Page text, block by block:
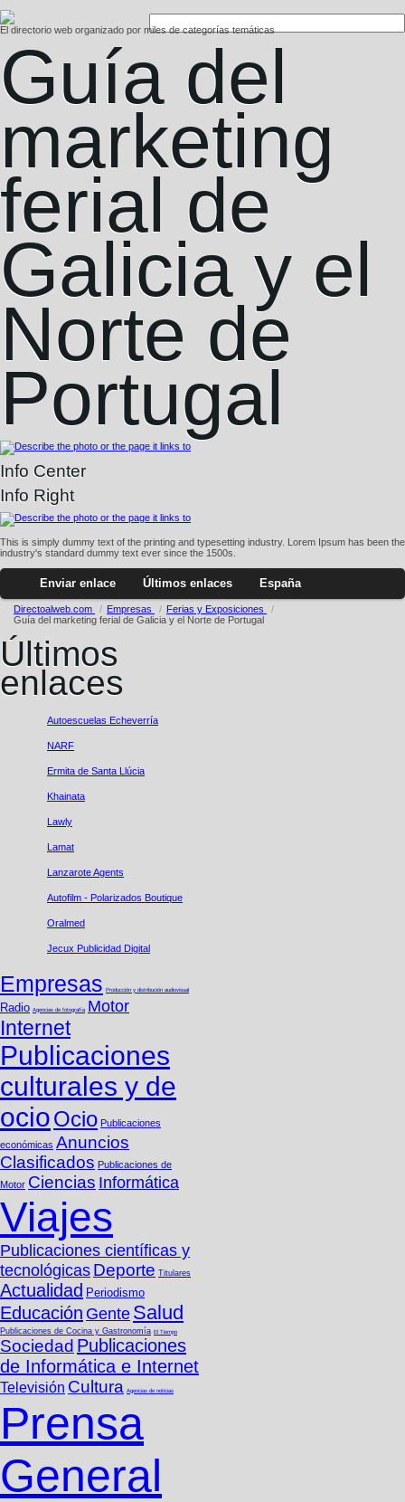
El directorio web organizado por miles de categorías temáticas
Guí­a del
marketing
ferial de
Galicia y el
Norte de
Portugal
Info Center
Info Right
This is simply dummy text of the printing and typesetting industry. Lorem Ipsum has been the
industry's standard dummy text ever since the 1500s.
Enviar enlace Últimos enlaces España
Directoalweb.com / Empresas / Ferias y Exposiciones
/
Guí­a del marketing ferial de Galicia y el Norte de Portugal
Últimos
enlaces
Autoescuelas Echeverría
NARF
Ermita de Santa Llúcia
Khainata
Lawly
Lamat
Lanzarote​ Agents
Autofilm - Polarizados Boutique
Oralmed
Jecux Publicidad Digital
Empresas Producción y distribución audiovisual
Radio Agencias de fotografí­a Motor
Internet
Publicaciones
culturales y de
ocioOcio Publicaciones
económicas Anuncios
Clasificados Publicaciones de
Motor Ciencias Informática
Viajes
Publicaciones cientí­ficas y
tecnológicas Deporte Titulares
Actualidad Periodismo
Educación Gente Salud
Publicaciones de Cocina y Gastronomí­a El Tiempo
Sociedad Publicaciones
de Informática e Internet
Televisión Cultura Agencias de noticias
Prensa
General